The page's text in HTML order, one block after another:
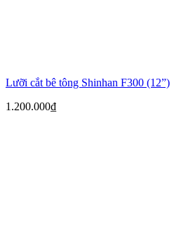
Lưỡi cắt bê tông Shinhan F300 (12”)
1.200.000₫